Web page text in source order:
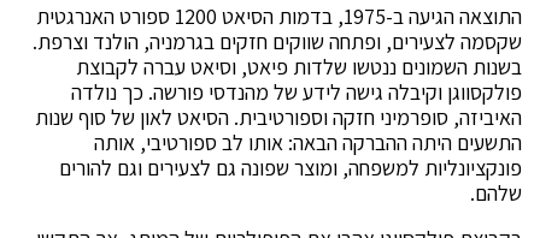
התוצאה הגיעה ב-1975, בדמות הסיאט 1200 ספורט האנרגטית
שקסמה לצעירים, ופתחה שווקים חזקים בגרמניה, הולנד וצרפת.
בשנות השמונים ננטשו שלדות פיאט, וסיאט עברה לקבוצת
פולקסווגן וקיבלה גישה לידע של מהנדסי פורשה. כך נולדה
האיביזה, סופרמיני חזקה וספורטיבית. הסיאט לאון של סוף שנות
התשעים היתה ההברקה הבאה: אותו לב ספורטיבי, אותה
פונקציונליות למשפחה, ומוצר שפונה גם לצעירים וגם להורים
שלהם.